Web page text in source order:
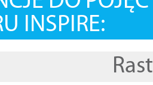
INSPIRE: